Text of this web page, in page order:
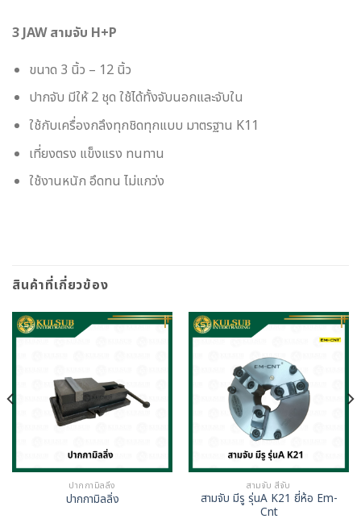
3 JAW สามจับ H+P
ขนาด 3 นิ้ว – 12 นิ้ว
ปากจับ มีให้ 2 ชุด ใช้ได้ทั้งจับนอกและจับใน
ใช้กับเครื่องกลึงทุกชิดทุกแบบ มาตรฐาน K11
เที่ยงตรง แข็งแรง ทนทาน
ใช้งานหนัก อึดทน ไม่แกว่ง
สินค้าที่เกี่ยวข้อง
ปากกามิลลิ่ง
ปากกามิลลิ่ง
สามจับ สี่จับ
สามจับ มีรู รุ่นA K21 ยี่ห้อ Em-
Cnt